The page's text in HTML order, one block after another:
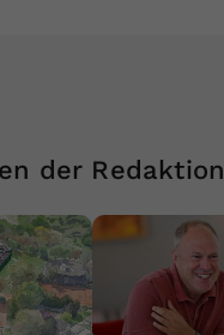
der Redaktion